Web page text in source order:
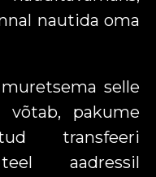
nautida oma
selle
pakume
transfeeri
aadressil